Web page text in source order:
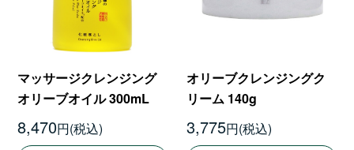
マッサージクレンジング
オリーブオイル 300mL
8,470円
オリーブクレンジングク
リーム 140g
3,775円